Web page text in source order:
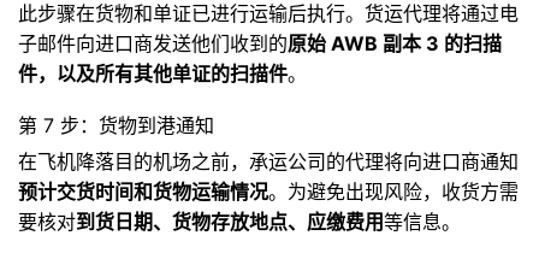
此步骤在货物和单证已进行运输后执行。货运代理将通过电
子邮件向进口商发送他们收到的原始 AWB 副本 3 的扫描
件，以及所有其他单证的扫描件。
第 7 步：货物到港通知
在飞机降落目的机场之前，承运公司的代理将向进口商通知
预计交货时间和货物运输情况。为避免出现风险，收货方需
要核对到货日期、货物存放地点、应缴费用等信息。